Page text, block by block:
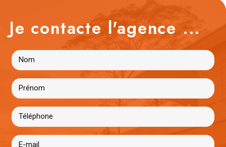
Je contacte l'agence ...